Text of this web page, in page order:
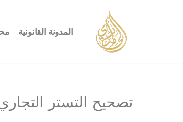
المدونة القانونية
تصحيح التستر